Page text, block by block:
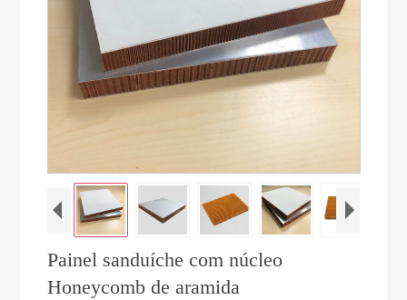
Painel sanduíche com núcleo
Honeycomb de aramida